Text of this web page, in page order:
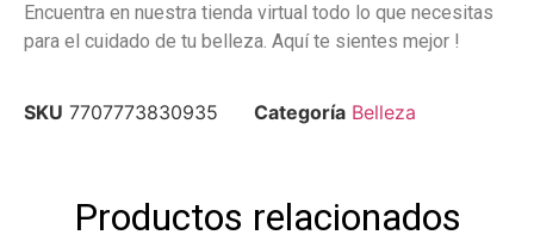
Encuentra en nuestra tienda virtual todo lo que necesitas
para el cuidado de tu belleza. Aquí te sientes mejor !
SKU 7707773830935 Categoría Belleza
Productos relacionados